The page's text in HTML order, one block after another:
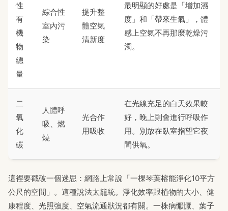
性
有
機
物
總
量
綜合性
室內污
染
提升整
體空氣
清新度
最明顯的好處是「增加濕
度」和「帶來生氣」，體
感上空氣不再那麼乾燥污
濁。
二
氧
化
碳
人體呼
吸、燃
燒
光合作
用吸收
在光線充足的白天效果較
好，晚上則會進行呼吸作
用。別放在臥室指望它夜
間供氧。
這裡要戳破一個迷思：網路上常說「一棵琴葉榕能淨化10平方
公尺的空間」。這種說法太籠統。淨化效率跟植物的大小、健
康程度、光照強度、空氣流通狀況都有關。一株病懨懨、葉子